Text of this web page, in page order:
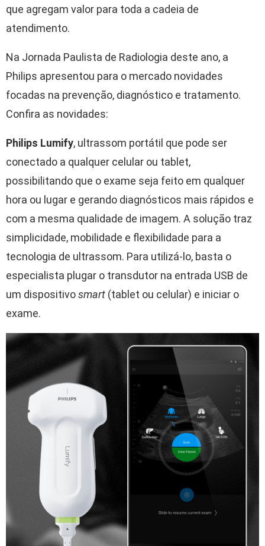
que agregam valor para toda a cadeia de
atendimento.
Na Jornada Paulista de Radiologia deste ano, a
Philips apresentou para o mercado novidades
focadas na prevenção, diagnóstico e tratamento.
Confira as novidades:
Philips Lumify, ultrassom portátil que pode ser
conectado a qualquer celular ou tablet,
possibilitando que o exame seja feito em qualquer
hora ou lugar e gerando diagnósticos mais rápidos e
com a mesma qualidade de imagem. A solução traz
simplicidade, mobilidade e flexibilidade para a
tecnologia de ultrassom. Para utilizá-lo, basta o
especialista plugar o transdutor na entrada USB de
um dispositivosmart (tablet ou celular) e iniciar o
exame.